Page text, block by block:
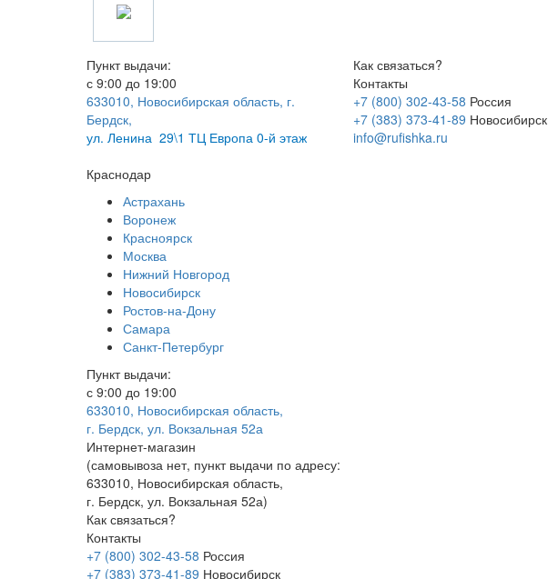
Пункт выдачи:
с 9:00 до 19:00
633010, Новосибирская область, г.
Бердск,
ул. Ленина 29\1 ТЦ Европа 0-й этаж
Краснодар
Астрахань
Воронеж
Красноярск
Москва
Нижний Новгород
Новосибирск
Ростов-на-Дону
Самара
Санкт-Петербург
Как связаться?
Контакты
+7 (800) 302-43-58 Россия
+7 (383) 373-41-89 Новосибирск
info@rufishka.ru
Пункт выдачи:
с 9:00 до 19:00
633010, Новосибирская область,
г. Бердск, ул. Вокзальная 52а
Интернет-магазин
(самовывоза нет, пункт выдачи по адресу:
633010, Новосибирская область,
г. Бердск, ул. Вокзальная 52а)
Как связаться?
Контакты
+7 (800) 302-43-58 Россия
+7 (383) 373-41-89 Новосибирск